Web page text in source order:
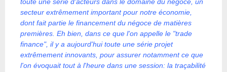
secteur extrêmement important pour notre économie,
dont fait partie le financement du négoce de matières
premières. Eh bien, dans ce que l'on appelle le "trade
finance", il y a aujourd'hui toute une série projet
extrêmement innovants, pour assurer notamment ce que
l'on évoquait tout à l'heure dans une session: la traçabilité